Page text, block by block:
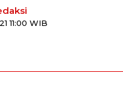
11:00 WIB